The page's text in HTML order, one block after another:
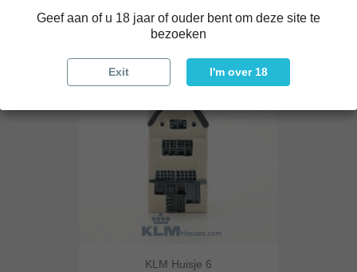
KLM Huisje 6
Geef aan of u 18 jaar of ouder bent om deze site te
bezoeken
Exit I'm over 18